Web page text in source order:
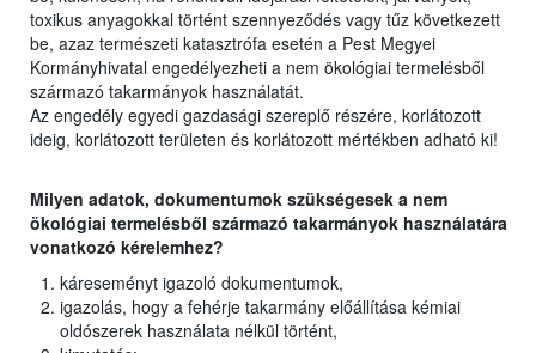
toxikus anyagokkal történt szennyeződés vagy tűz következett
be, azaz természeti katasztrófa esetén a Pest Megyei
Kormányhivatal engedélyezheti a nem ökológiai termelésből
származó takarmányok használatát.
Az engedély egyedi gazdasági szereplő részére, korlátozott
ideig, korlátozott területen és korlátozott mértékben adható ki!
Milyen adatok, dokumentumok szükségesek a nem
ökológiai termelésből származó takarmányok használatára
vonatkozó kérelemhez?
káreseményt igazoló dokumentumok,
igazolás, hogy a fehérje takarmány előállítása kémiai
oldószerek használata nélkül történt,